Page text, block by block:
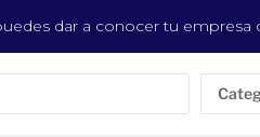
dar a conocer tu empresa